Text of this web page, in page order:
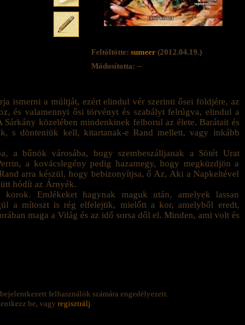
Feltöltötte: sumeer(2012.04.19.)
Módosította: --
ismerni a múltját, ezért elindul vér szerinti ősei földjére, az
és valamennyi ősi törvényt és szabályt felrúgva, elindul a
közelében mindenkinek felborul az élete. Barátait és
s dönteniük kell, kitartanak-e Rand mellett, vagy inkább
a bűnök városába, hogy szembeszálljanak a Sötét Urat
a kovácslegény pedig hazamegy, hogy megküzdjön a
arra készül, hogy bebizonyítjsa, ő Az, Aki a Napkeltével
hódít az Árnyék.
Emlékeket hagynak maguk után, amelyek lassan
a mítoszt is rég elfelejtik, mielőtt a kor, amelyből eredt,
maga a Világ és az idő sorsa dől el. Minden, ami volt és
felhasználók számára engedélyezett.
be, vagy regisztrálj.